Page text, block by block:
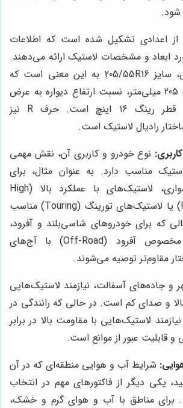
شود.
از اعدادی تشکیل شده است که اطلاعات
ابعاد و مشخصات لاستیک ارائه می‌دهند.
به عنوان مثال، سایز 205/55R16 به این معنی است که
عرض لاستیک 205 میلی‌متر، نسبت ارتفاع دیواره به عرض
55 درصد و قطر رینگ 16 اینچ است. حرف R نیز
رادیال لاستیک است.
نوع خودرو و کاربری آن، نقش مهمی
مناسب دارد. به عنوان مثال، برای
خودروهای سواری، لاستیک‌های با عملکرد بالا (High
Performance) یا لاستیک‌های تورینگ (Touring) مناسب
که برای خودروهای شاسی‌بلند و آفرود،
لاستیک‌های مخصوص آفرود (Off-Road) با آج‌های
مقاوم‌تر توصیه می‌شوند.
و جاده‌های آسفالت، نیازمند لاستیک‌هایی
و صدای کم است. در حالی که رانندگی در
لاستیک‌هایی با مقاومت بالا در برابر
قابلیت عبور از موانع است.
شرایط آب و هوایی منطقه‌ای که در آن
یکی دیگر از فاکتورهای مهم در انتخاب
برای مناطق با آب و هوای گرم و خشک،